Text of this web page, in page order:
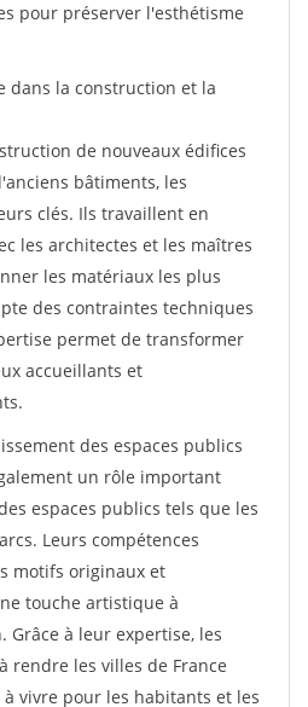
pour préserver l'esthétisme
dans la construction et la
de nouveaux édifices
bâtiments, les
clés. Ils travaillent en
les architectes et les maîtres
les matériaux les plus
des contraintes techniques
permet de transformer
accueillants et
des espaces publics
un rôle important
espaces publics tels que les
Leurs compétences
motifs originaux et
touche artistique à
à leur expertise, les
rendre les villes de France
vivre pour les habitants et les